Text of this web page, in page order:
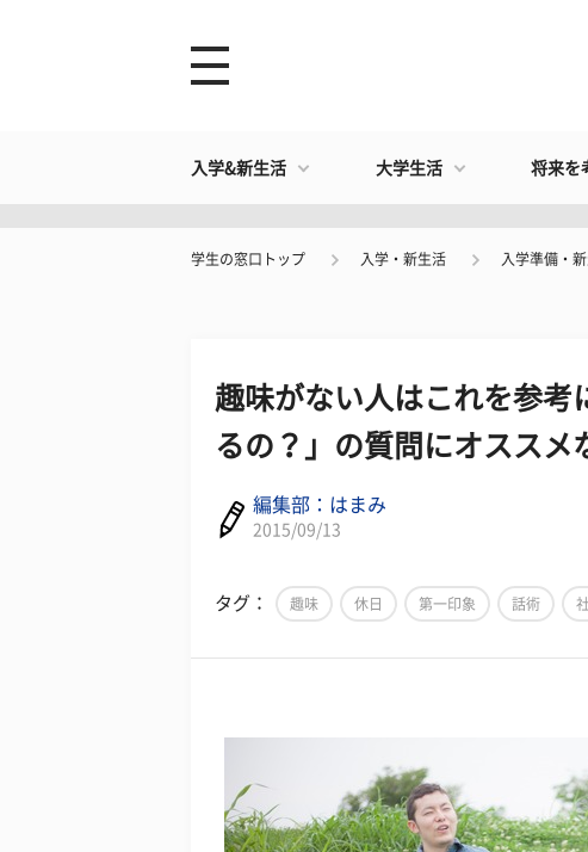
入学&新生活 大学生活 将来を
学生の窓口トップ 入学・新生活 入学準備・
趣味がない人はこれを参考
るの？」の質問にオススメ
編集部：はまみ
2015/09/13
タグ： 趣味 休日 第一印象 話術